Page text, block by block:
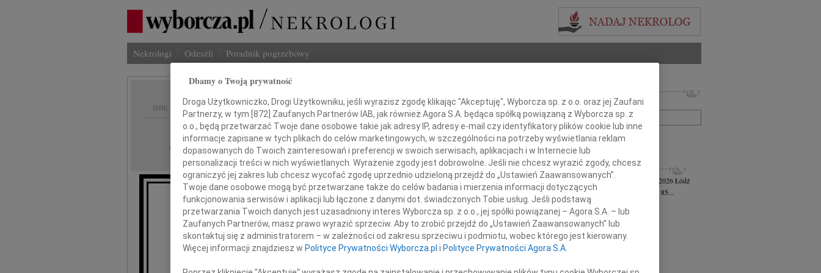
Nekrologi Odeszli Poradnik pogrzebowy
IMIĘ I NAZWISKO:
REGION: Łódź
DATA EMISJI: 01.10.2009
Z żalem i smutkiem przyjęliśmy wiadomość
o śmierci naszego Kolegi
kpt. w st. spocz.
Imię i nazwisko lub numer ogłoszenia:
+ szukanie zaawansowane
INNE NEKROLOGI
Czesława Jankiewicz-Ferszt wiek: 85 23.07.2026Łódź
Z głębokim żalem zawiadamiam, że w wieku 85...
Andrzej Szereda 14.07.2026
W dniu 8 lipca 2026 roku odszedł od nas...
Marek Styczyński
28.05.2026
Z głębokim smutkiem i żalem przyjęliśmy...
Bartosz Gwizdała
Dzisiaj mija dziesięć lat od dnia, kiedy...
Dbamy o Twoją prywatność
Droga Użytkowniczko, Drogi Użytkowniku, jeśli wyrazisz zgodę klikając "Akceptuję", Wyborcza sp. z o.o. oraz jej Zaufani
Partnerzy, w tym [872] Zaufanych Partnerów IAB, jak również Agora S.A. będąca spółką powiązaną z Wyborcza sp. z
o.o., będą przetwarzać Twoje dane osobowe takie jak adresy IP, adresy e-mail czy identyfikatory plików cookie lub inne
informacje zapisane w tych plikach do celów marketingowych, w szczególności na potrzeby wyświetlania reklam
dopasowanych do Twoich zainteresowań i preferencji w swoich serwisach, aplikacjach i w Internecie lub
personalizacji treści w nich wyświetlanych. Wyrażenie zgody jest dobrowolne. Jeśli nie chcesz wyrazić zgody, chcesz
ograniczyć jej zakres lub chcesz wycofać zgodę uprzednio udzieloną przejdź do „Ustawień Zaawansowanych”.
Twoje dane osobowe mogą być przetwarzane także do celów badania i mierzenia informacji dotyczących
funkcjonowania serwisów i aplikacji lub łączone z danymi dot. świadczonych Tobie usług. Jeśli podstawą
przetwarzania Twoich danych jest uzasadniony interes Wyborcza sp. z o.o., jej spółki powiązanej – Agora S.A. – lub
Zaufanych Partnerów, masz prawo wyrazić sprzeciw. Aby to zrobić przejdź do „Ustawień Zaawansowanych” lub
skontaktuj się z administratorem – w zależności od zakresu sprzeciwu i podmiotu, wobec którego jest kierowany.
Więcej informacji znajdziesz w Polityce Prywatności Wyborcza.pl i Polityce Prywatności Agora S.A.